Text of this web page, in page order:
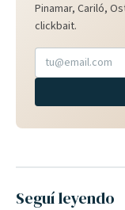
Pinamar, Cariló,
clickbait.
Seguí leyendo